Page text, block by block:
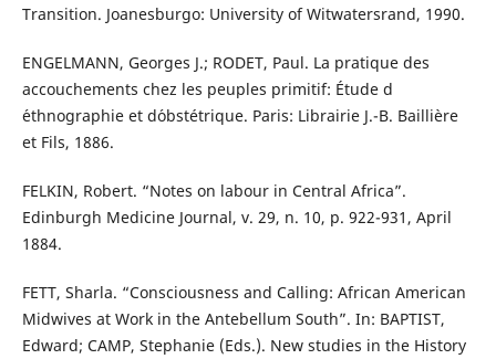
Transition. Joanesburgo: University of Witwatersrand, 1990.
ENGELMANN, Georges J.; RODET, Paul. La pratique des
accouchements chez les peuples primitif: Étude d
´ethnographie et d´obstétrique. Paris: Librairie J.-B. Baillière
et Fils, 1886.
FELKIN, Robert. “Notes on labour in Central Africa”.
Edinburgh Medicine Journal, v. 29, n. 10, p. 922-931, April
1884.
FETT, Sharla. “Consciousness and Calling: African American
Midwives at Work in the Antebellum South”. In: BAPTIST,
Edward; CAMP, Stephanie (Eds.). New studies in the History